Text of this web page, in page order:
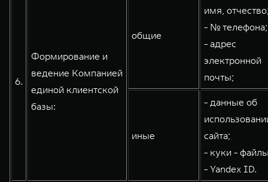
6.
Формирование и
ведение Компанией
единой клиентской
базы:
общие
имя,
- № телефона;
- адрес
электронной
почты;
иные
- данные об
сайта;
- куки -
- Yandex ID.